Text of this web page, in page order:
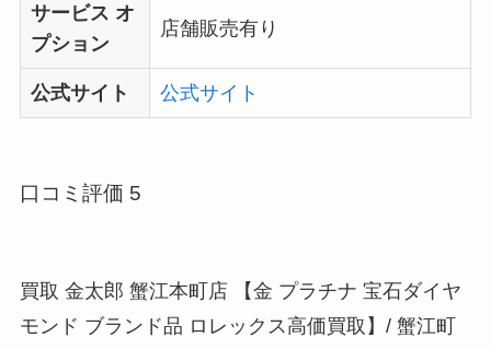
サービス オ
プション
店舗販売有り
公式サイト 公式サイト
口コミ評価 5
買取 金太郎 蟹江本町店 【金 プラチナ 宝石ダイヤ
モンド ブランド品 ロレックス高価買取】/ 蟹江町